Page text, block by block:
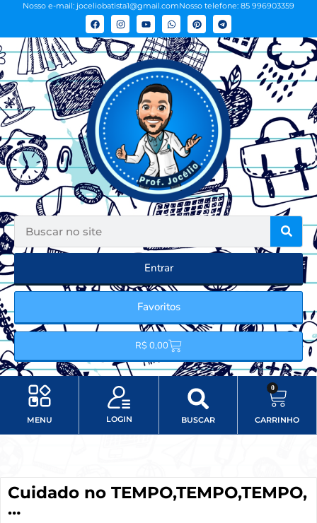
Nosso e-mail: joceliobatista1@gmail.comNosso telefone: 85 996903359
Entrar
Favoritos
R$ 0,00
MENU LOGIN BUSCAR
0
CARRINHO
Cuidado no TEMPO,TEMPO,TEMPO,
…